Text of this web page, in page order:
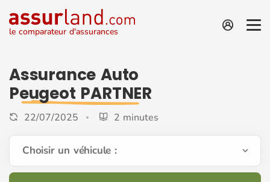
le comparateur d'assurances
Assurance Auto
Peugeot PARTNER
22/07/2025 2 minutes
Choisir un véhicule :